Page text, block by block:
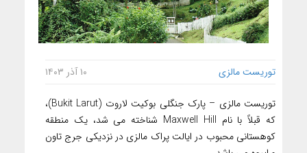
توریست مالزی ۱۰ آذر ۱۴۰۳
توریست مالزی – پارک جنگلی بوکیت لاروت (Bukit Larut)،
که قبلاً با نام Maxwell Hill شناخته می شد، یک منطقه
کوهستانی محبوب در ایالت پراک مالزی در نزدیکی جرج تاون